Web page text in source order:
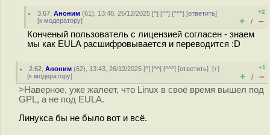
3.67 ,Аноним (61), 13:48, 26/12/2025 [^] [^^] [^^^] [ответить]
[к модератору]
+2
+ / –
Конченый пользователь с лицензией согласен - знаем
мы как EULA расшифровывается и переводится :D
2.62 ,Аноним (62), 13:43, 26/12/2025 [^] [^^] [^^^] [ответить][↑]
[к модератору]
+1
+ / –
>Наверное, уже жалеет, что Linux в своё время вышел под
GPL, а не под EULA.
Линукса бы не было вот и всё.